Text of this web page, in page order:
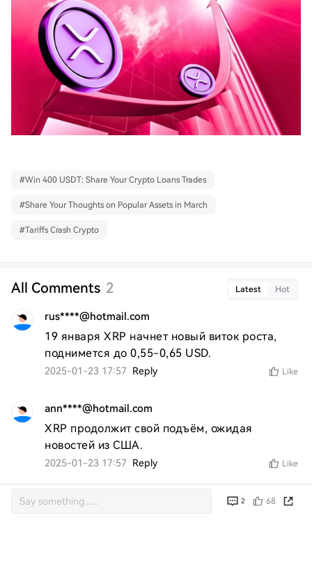
#Win 400 USDT: Share Your Crypto Loans Trades
#Share Your Thoughts on Popular Assets in March
#Tariffs Crash Crypto
All Comments 2 Latest Hot
rus****@hotmail.com
19 января XRP начнет новый виток роста,
поднимется до 0,55-0,65 USD.
2025-01-23 17:57 Reply Like
ann****@hotmail.com
XRP продолжит свой подъём, ожидая
новостей из США.
2025-01-23 17:57 Reply Like
2 68